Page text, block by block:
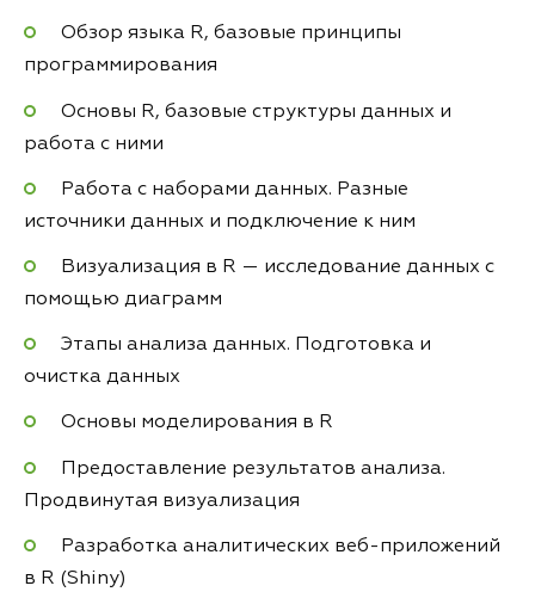
Обзор языка R, базовые принципы
программирования
Основы R, базовые структуры данных и
работа с ними
Работа с наборами данных. Разные
источники данных и подключение к ним
Визуализация в R — исследование данных с
помощью диаграмм
Этапы анализа данных. Подготовка и
очистка данных
Основы моделирования в R
Предоставление результатов анализа.
Продвинутая визуализация
Разработка аналитических веб-приложений
в R (Shiny)